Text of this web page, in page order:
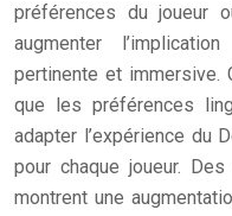
préférences du joueur
augmenter
pertinente et immersive.
que les préférences
adapter l’expérience du
pour chaque joueur.
montrent une